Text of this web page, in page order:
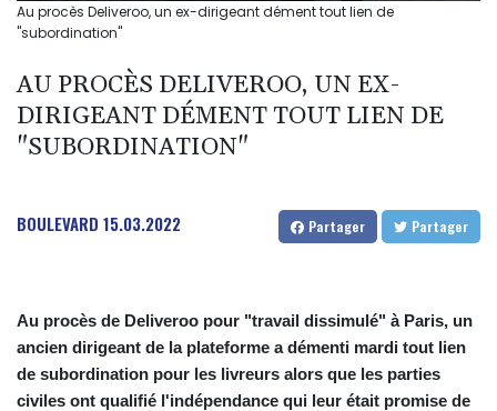
Au procès Deliveroo, un ex-dirigeant dément tout lien de
"subordination"
AU PROCÈS DELIVEROO, UN EX-
DIRIGEANT DÉMENT TOUT LIEN DE
"SUBORDINATION"
BOULEVARD 15.03.2022 Partager Partager
Au procès de Deliveroo pour "travail dissimulé" à Paris, un
ancien dirigeant de la plateforme a démenti mardi tout lien
de subordination pour les livreurs alors que les parties
civiles ont qualifié l'indépendance qui leur était promise de